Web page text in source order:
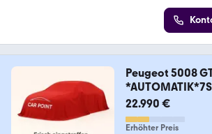
Peugeot 5008
22.990 €
Erhöhter Preis